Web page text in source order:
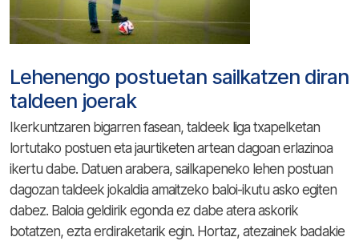
Lehenengo postuetan sailkatzen diran
taldeen joerak
Ikerkuntzaren bigarren fasean, taldeek liga txapelketan
lortutako postuen eta jaurtiketen artean dagoan erlazinoa
ikertu dabe. Datuen arabera, sailkapeneko lehen postuan
dagozan taldeek jokaldia amaitzeko baloi-ikutu asko egiten
dabez. Baloia geldirik egonda ez dabe atera askorik
botatzen, ezta erdiraketarik egin. Hortaz, atezainek badakie